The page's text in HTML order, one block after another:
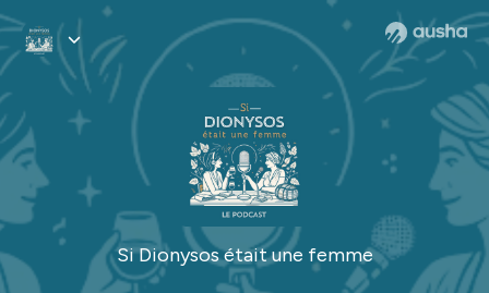
Si Dionysos était une femme